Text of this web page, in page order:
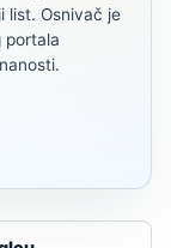
list. Osnivač je
portala